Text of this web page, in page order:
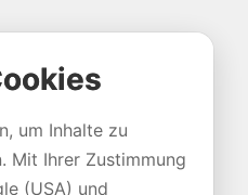
um Inhalte zu
Mit Ihrer Zustimmung
(USA) und